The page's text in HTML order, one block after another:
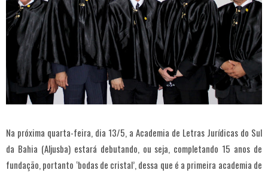
Na próxima quarta-feira, dia 13/5, a Academia de Letras Jurídicas do Sul
da Bahia (Aljusba) estará debutando, ou seja, completando 15 anos de
fundação, portanto ‘bodas de cristal’, dessa que é a primeira academia de